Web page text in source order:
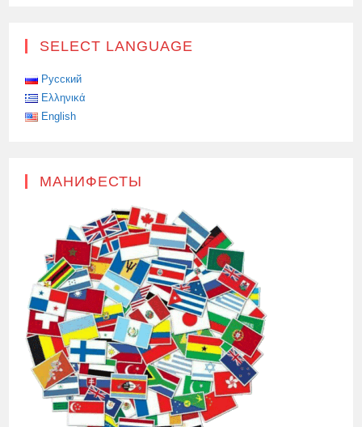
SELECT LANGUAGE
Русский
Ελληνικά
English
МАНИФЕСТЫ